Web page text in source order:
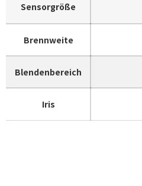
Sensorgröße
Brennweite
Blendenbereich
Iris